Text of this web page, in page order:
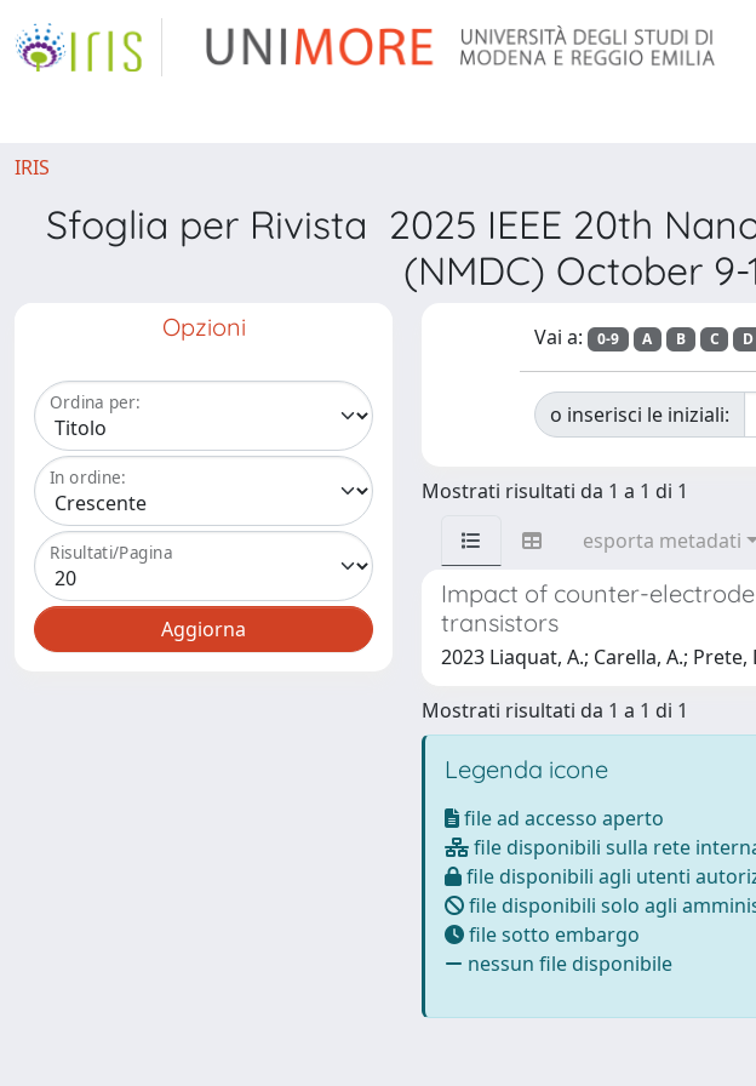
IRIS
Sfoglia per Rivista 2025 IEEE 20th
(NMDC) October
Opzioni
Ordina per:
In ordine:
Risultati/Pagina
Vai a: 0-9 A B C D
o inserisci le iniziali:
Mostrati risultati da 1 a 1 di 1
esporta metadati
Impact of counter-
transistors
2023 Liaquat, A.; Carella, A.;
Mostrati risultati da 1 a 1 di 1
Legenda icone
file ad accesso aperto
file disponibili sulla rete
file disponibili agli utenti
file disponibili solo agli
file sotto embargo
nessun file disponibile